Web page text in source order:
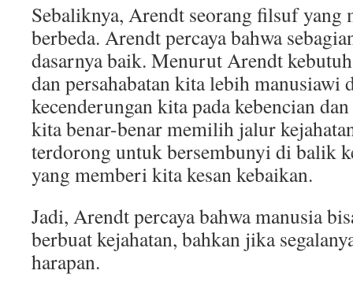
Sebaliknya, Arendt seorang filsuf yang
berbeda. Arendt percaya bahwa
dasarnya baik. Menurut Arendt
dan persahabatan kita lebih manusiawi
kecenderungan kita pada kebencian
kita benar-benar memilih jalur
terdorong untuk bersembunyi di balik
yang memberi kita kesan kebaikan.
Jadi, Arendt percaya bahwa manusia
berbuat kejahatan, bahkan jika
harapan.